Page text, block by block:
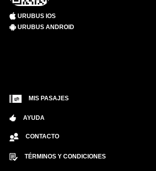
URUBUS IOS
URUBUS ANDROID
MIS PASAJES
AYUDA
CONTACTO
TÉRMINOS Y CONDICIONES